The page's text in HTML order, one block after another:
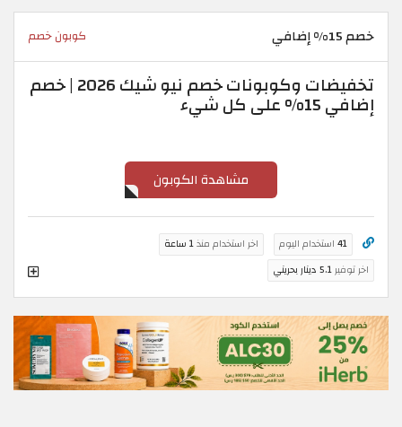
خصم 15% إضافي كوبون خصم
تخفيضات وكوبونات خصم نيو شيك 2026 | خصم
إضافي 15% على كل شيء
مشاهدة الكوبون
41 استخدام اليوم اخر استخدام منذ1 ساعة
اخر توفير5.1 دينار بحريني